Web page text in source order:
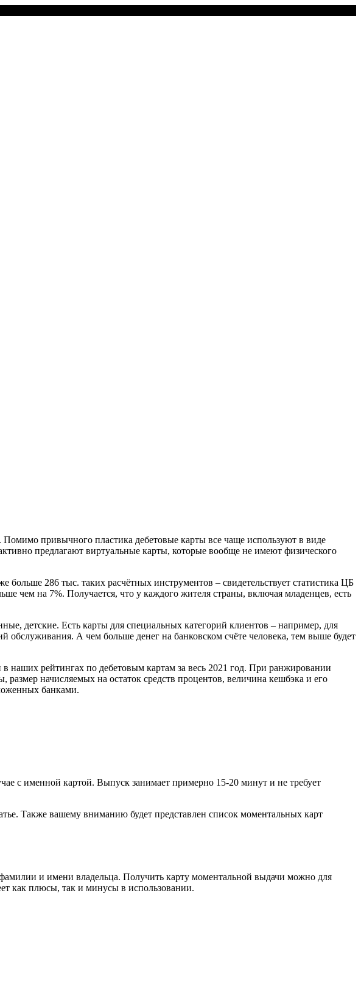
Помимо привычного пластика дебетовые карты все чаще используют в виде
предлагают виртуальные карты, которые вообще не имеют физического
286 тыс. таких расчётных инструментов – свидетельствует статистика ЦБ
чем на 7%. Получается, что у каждого жителя страны, включая младенцев, есть
детские. Есть карты для специальных категорий клиентов – например, для
обслуживания. А чем больше денег на банковском счёте человека, тем выше будет
наших рейтингах по дебетовым картам за весь 2021 год. При ранжировании
начисляемых на остаток средств процентов, величина кешбэка и его
банками.
с именной картой. Выпуск занимает примерно 15-20 минут и не требует
Также вашему вниманию будет представлен список моментальных карт
и имени владельца. Получить карту моментальной выдачи можно для
как плюсы, так и минусы в использовании.